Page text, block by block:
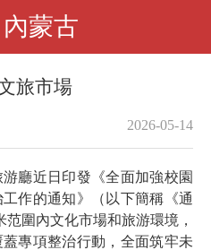
內蒙古
旅市場
2026-05-14
近日印發《全面加強校園
作的通知》（以下簡稱《通
圍內文化市場和旅游環境，
專項整治行動，全面筑牢未